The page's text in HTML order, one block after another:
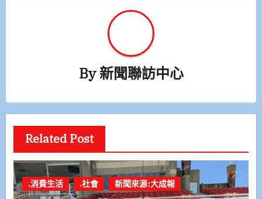
By新聞聯訪中心
Related Post
.消費生活 .社會 新聞來源:大成報